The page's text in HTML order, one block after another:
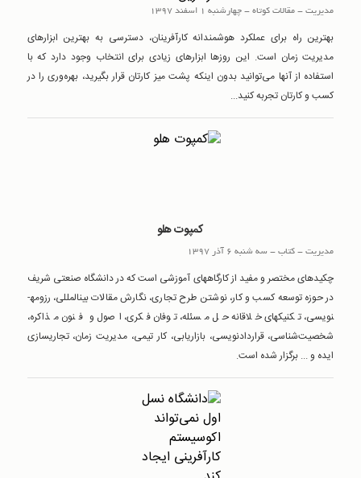
مدیریت-مقالات کوتاه-چهارشنبه 1 اسفند 1397
بهترین راه برای عملکرد هوشمندانه کارآفرینان، دسترسی به بهترین ابزارهای
مدیریت زمان است. این روزها ابزارهای زیادی برای انتخاب وجود دارد که با
استفاده از آنها می‌توانید بدون اینکه پشت میز کارتان قرار بگیرید، بهره‌وری را در
کسب و کارتان تجربه کنید...
کمپوت هلو
مدیریت-کتاب- سه شنبه 6 آذر 1397
چکیده­ای مختصر و مفید از کارگاههای آموزشی است که در دانشگاه صنعتی شریف
در حوزه توسعه کسب و کار، نوشتن طرح تجاری، نگارش مقالات بین­المللی، رزومه­
نویسی، تکنیکهای خلاقانه حل مسئله، توفان فکری، اصول و فنون مذاکره،
شخصیت‌شناسی، قراردادنویسی، بازاریابی، کار تیمی، مدیریت زمان، تجاری­سازی
ایده­ و ... برگزار شده است.